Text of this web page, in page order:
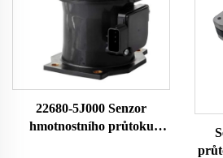
22680-5J000 Senzor
hmotnostního průtoku